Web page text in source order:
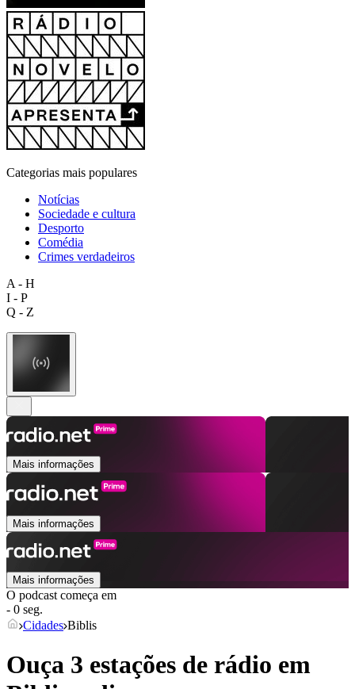
Categorias mais populares
Notícias
Sociedade e cultura
Desporto
Comédia
Crimes verdadeiros
A - H
I - P
Q - Z
Mais informações
Mais informações
Mais informações
O podcast começa em
- 0 seg.
Cidades Biblis
Ouça 3 estações de rádio em